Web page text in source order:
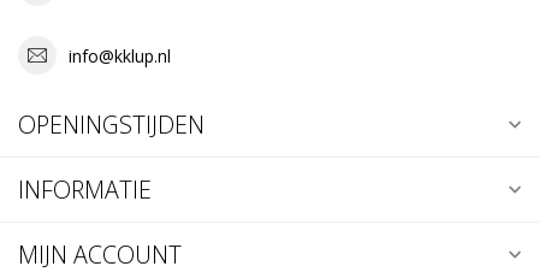
info@kklup.nl
OPENINGSTIJDEN
INFORMATIE
MIJN ACCOUNT